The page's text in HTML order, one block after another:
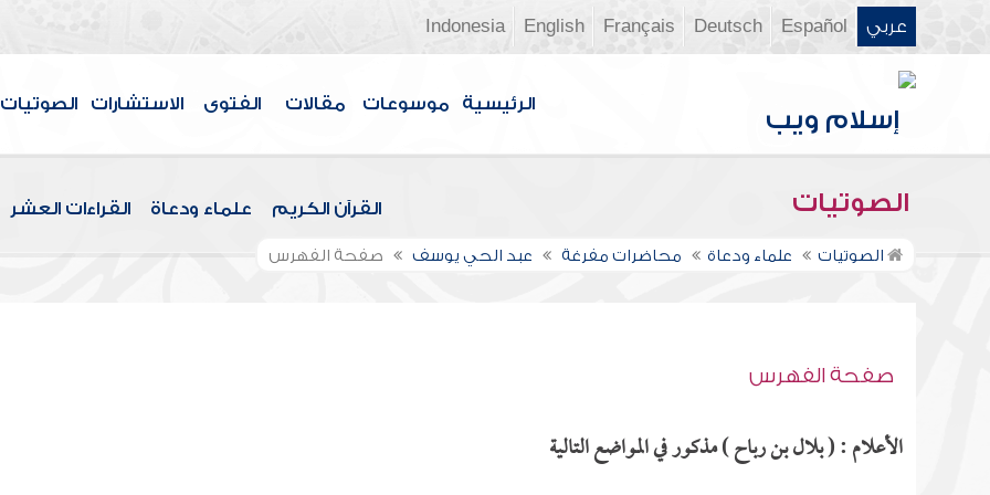
عربي Español
Deutsch
Français
English
Indonesia
الرئيسية موسوعات مقالات الفتوى الاستشارات الصوتيات
الصوتيات القرآن الكريم علماء ودعاة القراءات العشر
الصوتيات علماء ودعاة محاضرات مفرغة عبد الحي يوسف صفحة الفهرس
صفحة الفهرس
الأعلام : ( بلال بن رباح ) مذكور في المواضع التالية